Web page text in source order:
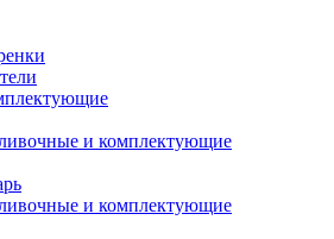
и комплектующие
и комплектующие